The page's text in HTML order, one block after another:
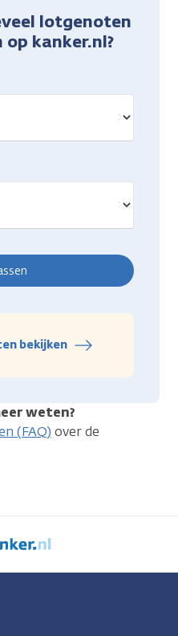
lotgenoten
kanker.nl?
bekijken
weten?
(FAQ) over de